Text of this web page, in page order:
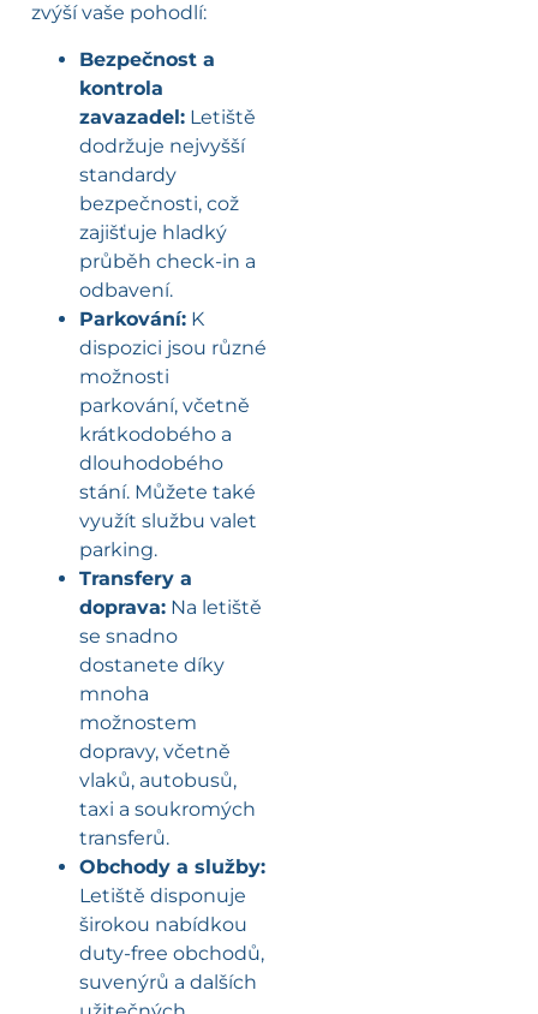
zvýší vaše pohodlí:
Bezpečnost a
kontrola
zavazadel: Letiště
dodržuje nejvyšší
standardy
bezpečnosti, což
zajišťuje hladký
průběh check-in a
odbavení.
Parkování: K
dispozici jsou různé
možnosti
parkování, včetně
krátkodobého a
dlouhodobého
stání. Můžete také
využít službu valet
parking.
Transfery a
doprava: Na letiště
se snadno
dostanete díky
mnoha
možnostem
dopravy, včetně
vlaků, autobusů,
taxi a soukromých
transferů.
Obchody a služby:
Letiště disponuje
širokou nabídkou
duty-free obchodů,
suvenýrů a dalších